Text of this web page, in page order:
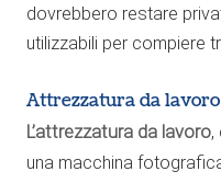
dovrebbero restare
utilizzabili per compiere
Attrezzatura da lavoro
L’attrezzatura da lavoro,
una macchina